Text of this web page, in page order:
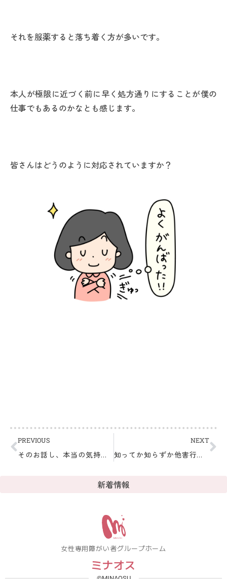
それを服薬すると落ち着く方が多いです。
本人が極限に近づく前に早く処方通りにすることが僕の
仕事でもあるのかなとも感じます。
皆さんはどうのように対応されていますか？
PREVIOUS
そのお話し、本当の気持ちですか？
NEXT
知ってか知らずか他害行為。
新着情報
女性専用障がい者グループホーム
ミナオス